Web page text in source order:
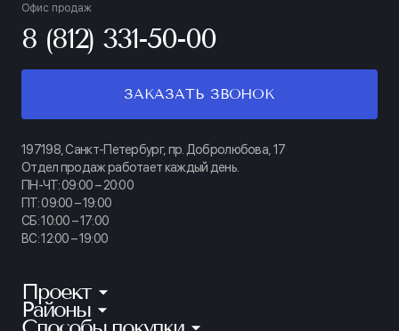
Офис продаж
8 (812) 331-50-00
ЗАКАЗАТЬ ЗВОНОК
197198, Санкт-Петербург, пр. Добролюбова, 17
Отдел продаж работает каждый день.
ПН-ЧТ: 09:00 – 20:00
ПТ: 09:00 – 19:00
СБ: 10:00 – 17:00
ВС: 12:00 – 19:00
Проект
КИНОПАРК
Районы
Калининский